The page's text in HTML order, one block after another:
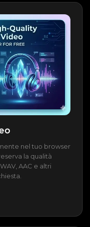
nel tuo browser
la qualità
AAC e altri